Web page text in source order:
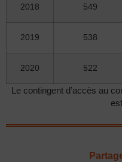
2018 549
2019 538
2020 522
Le contingent d’accès au